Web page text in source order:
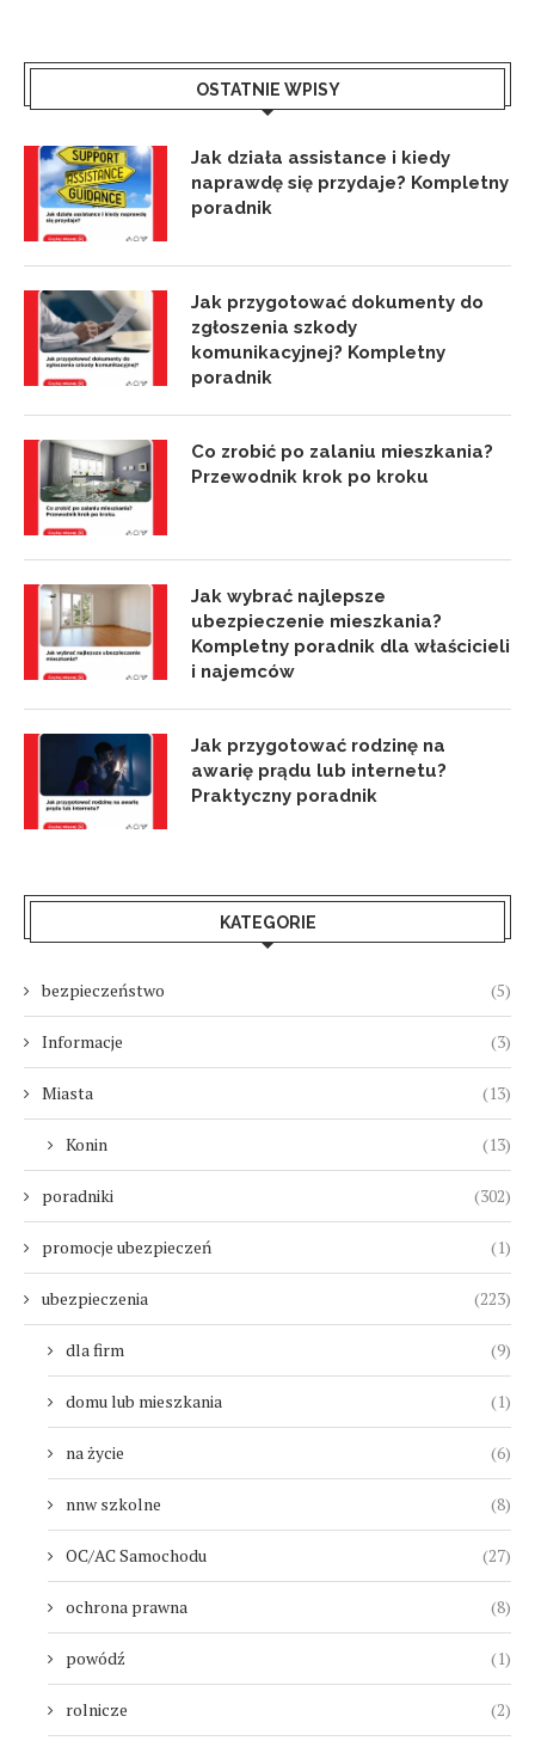
OSTATNIE WPISY
Jak działa assistance i kiedy
naprawdę się przydaje? Kompletny
poradnik
Jak przygotować dokumenty do
zgłoszenia szkody
komunikacyjnej? Kompletny
poradnik
Co zrobić po zalaniu mieszkania?
Przewodnik krok po kroku
Jak wybrać najlepsze
ubezpieczenie mieszkania?
Kompletny poradnik dla właścicieli
i najemców
Jak przygotować rodzinę na
awarię prądu lub internetu?
Praktyczny poradnik
KATEGORIE
bezpieczeństwo (5)
Informacje (3)
Miasta (13)
Konin (13)
poradniki (302)
promocje ubezpieczeń (1)
ubezpieczenia (223)
dla firm (9)
domu lub mieszkania (1)
na życie (6)
nnw szkolne (8)
OC/AC Samochodu (27)
ochrona prawna (8)
powódź (1)
rolnicze (2)